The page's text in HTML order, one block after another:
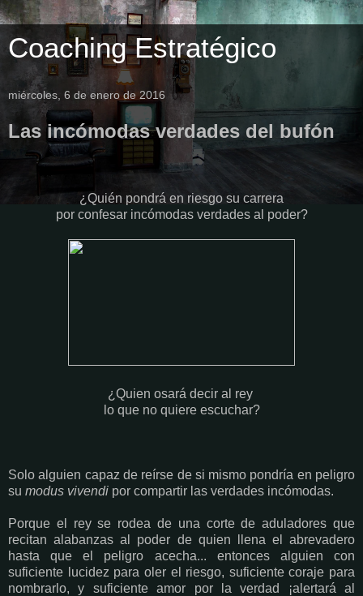
Coaching Estratégico
miércoles, 6 de enero de 2016
Las incómodas verdades del bufón
¿Quién pondrá en riesgo su carrera
por confesar incómodas verdades al poder?
¿Quien osará decir al rey
lo que no quiere escuchar?
Solo alguien capaz de reírse de si mismo pondría en peligro
su modus vivendi por compartir las verdades incómodas.
Porque el rey se rodea de una corte de aduladores que
recitan alabanzas al poder de quien llena el abrevadero
hasta que el peligro acecha... entonces alguien con
suficiente lucidez para oler el riesgo, suficiente coraje para
nombrarlo, y suficiente amor por la verdad ¡alertará al